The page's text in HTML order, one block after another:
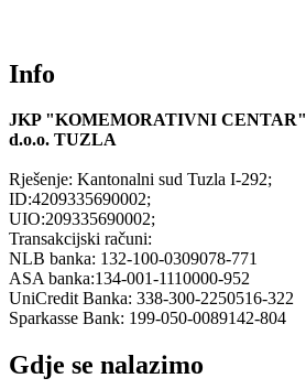
Info
JKP "KOMEMORATIVNI CENTAR"
d.o.o. TUZLA
Rješenje: Kantonalni sud Tuzla I-292;
ID:4209335690002;
UIO:209335690002;
Transakcijski računi:
NLB banka: 132-100-0309078-771
ASA banka:134-001-1110000-952
UniCredit Banka: 338-300-2250516-322
Sparkasse Bank: 199-050-0089142-804
Gdje se nalazimo